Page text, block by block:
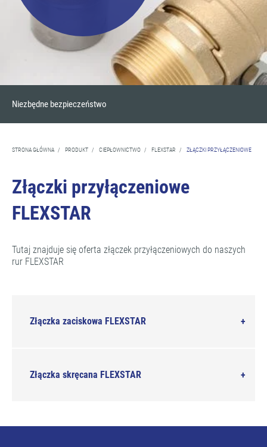
Niezbędne bezpieczeństwo
STRONA GŁÓWNA / PRODUKT / CIEPŁOWNICTWO / FLEXSTAR / ZŁĄCZKI PRZYŁĄCZENIOWE
Złączki przyłączeniowe
FLEXSTAR
Tutaj znajduje się oferta złączek przyłączeniowych do naszych
rur FLEXSTAR
Złączka zaciskowa FLEXSTAR
Złączka skręcana FLEXSTAR